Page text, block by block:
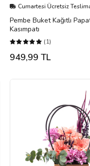
Cumartesi Ücretsiz
Pembe Buket Kağıtlı
Kasımpatı
(1)
949,99 TL